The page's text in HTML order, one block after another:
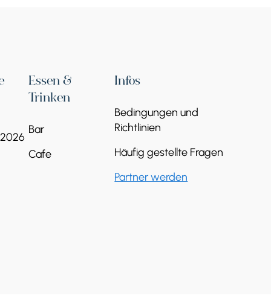
Essen &
Trinken
Bar
Cafe
Infos
Bedingungen und
Richtlinien
Häufig gestellte Fragen
Partner werden